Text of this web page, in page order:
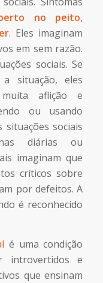
no peito,
. Eles imaginam
em sem razão.
sociais. Se
situação, eles
aflição e
ou usando
situações sociais
diárias ou
imaginam que
críticos sobre
por defeitos. A
é reconhecido
é uma condição
introvertidos e
que ensinam